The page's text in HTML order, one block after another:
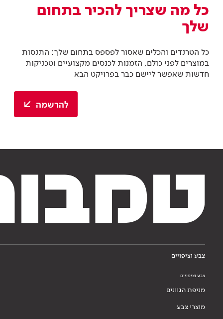
כל מה שצריך להכיר בתחום
שלך
כל הטרנדים והכלים שאסור לפספס בתחום שלך: התנסות
במוצרים לפני כולם, הזמנות לכנסים מקצועיים וטכניקות
חדשות שאפשר ליישם כבר בפרויקט הבא
להרשמה
צבע וציפויים
צבע וציפויים
מניפת הגוונים
מוצרי צבע